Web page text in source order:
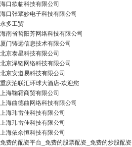
海口欲临科技有限公司
海口张覃妙电子科技有限公司
永多工贸
海南省哲阳芳网络科技有限公司
厦门铸远信息技术有限公司
北京泰星科技有限公司
北京泽链网络科技有限公司
北京安道易科技有限公司
重庆泊联汇环球大酒店-欢迎您
上海鞠霜商贸有限公司
上海曲德曲网络科技有限公司
上海玮雷佳科技有限公司
上海玮雷佳科技有限公司
上海依余恒科技有限公司
免费的配资平台_免费的股票配资_免费的炒股配资